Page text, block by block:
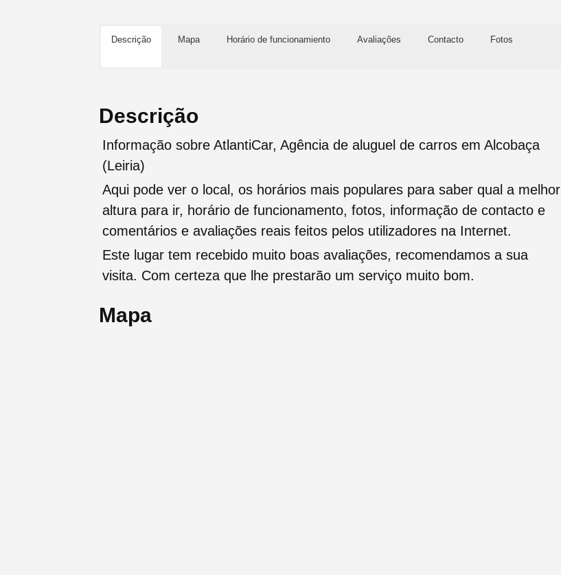
Descrição Mapa Horário de funcionamiento Avaliações Contacto Fotos
Descrição
Informação sobre AtlantiCar, Agência de aluguel de carros em Alcobaça
(Leiria)
Aqui pode ver o local, os horários mais populares para saber qual a melhor
altura para ir, horário de funcionamento, fotos, informação de contacto e
comentários e avaliações reais feitos pelos utilizadores na Internet.
Este lugar tem recebido muito boas avaliações, recomendamos a sua
visita. Com certeza que lhe prestarão um serviço muito bom.
Mapa